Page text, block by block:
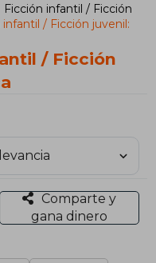
Ficción infantil / Ficción
infantil / Ficción juvenil:
/ Ficción
Comparte y
gana dinero